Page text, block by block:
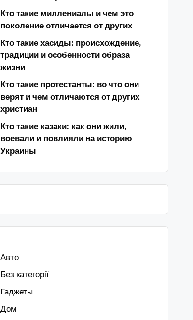
Кто такие миллениалы и чем это
поколение отличается от других
Кто такие хасиды: происхождение,
традиции и особенности образа
жизни
Кто такие протестанты: во что они
верят и чем отличаются от других
христиан
Кто такие казаки: как они жили,
воевали и повлияли на историю
Украины
Авто
Без категорії
Гаджеты
Дом